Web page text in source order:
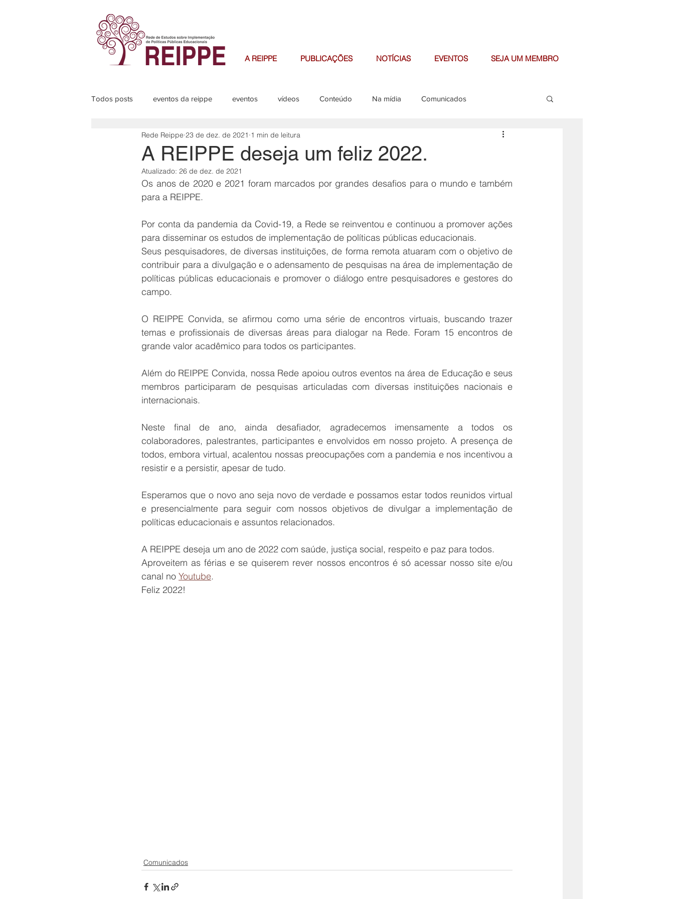
A REIPPE PUBLICAÇÕES NOTÍCIAS EVENTOS SEJA UM MEMBRO
Todos posts eventos da reippe eventos vídeos Conteúdo Na mídia Comunicados
Programas de pesquisa Submissões editais
A REIPPE deseja um feliz 2022.
Rede Reippe 23 de dez. de 2021 1 min de leitura
Atualizado: 26 de dez. de 2021
Os anos de 2020 e 2021 foram marcados por grandes desafios para o mundo e também
para a REIPPE.
Por conta da pandemia da Covid-19, a Rede se reinventou e continuou a promover ações
para disseminar os estudos de implementação de políticas públicas educacionais.
Seus pesquisadores, de diversas instituições, de forma remota atuaram com o objetivo de
contribuir para a divulgação e o adensamento de pesquisas na área de implementação de
políticas públicas educacionais e promover o diálogo entre pesquisadores e gestores do
campo.
O REIPPE Convida, se afirmou como uma série de encontros virtuais, buscando trazer
temas e profissionais de diversas áreas para dialogar na Rede. Foram 15 encontros de
grande valor acadêmico para todos os participantes.
Além do REIPPE Convida, nossa Rede apoiou outros eventos na área de Educação e seus
membros participaram de pesquisas articuladas com diversas instituições nacionais e
internacionais.
Neste final de ano, ainda desafiador, agradecemos imensamente a todos os
colaboradores, palestrantes, participantes e envolvidos em nosso projeto. A presença de
todos, embora virtual, acalentou nossas preocupações com a pandemia e nos incentivou a
resistir e a persistir, apesar de tudo.
Esperamos que o novo ano seja novo de verdade e possamos estar todos reunidos virtual
e presencialmente para seguir com nossos objetivos de divulgar a implementação de
políticas educacionais e assuntos relacionados.
A REIPPE deseja um ano de 2022 com saúde, justiça social, respeito e paz para todos.
Aproveitem as férias e se quiserem rever nossos encontros é só acessar nosso site e/ou
canal no Youtube.
Feliz 2022!
Comunicados